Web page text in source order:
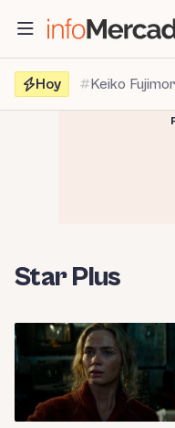
contenido
Hoy
Keiko
Star Plus